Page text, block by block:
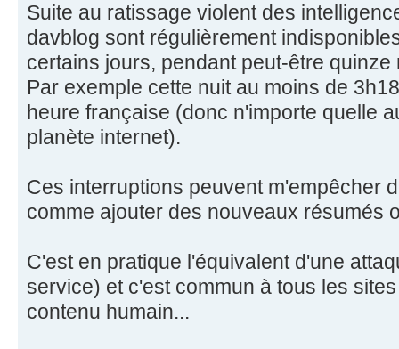
Suite au ratissage violent des
davblog sont régulièrement
certains jours, pendant peut-être quinze
Par exemple cette nuit au moins de
heure française (donc n'importe quelle
planète internet).
Ces interruptions peuvent m'empêcher
comme ajouter des nouveaux résumés
C'est en pratique l'équivalent d'une
service) et c'est commun à tous les
contenu humain...